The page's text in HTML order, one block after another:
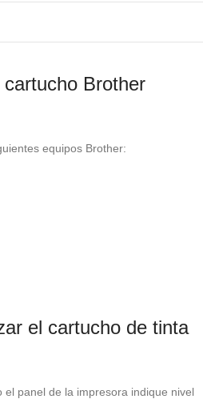
Brother
equipos Brother:
el cartucho de tinta
el panel de la impresora indique nivel